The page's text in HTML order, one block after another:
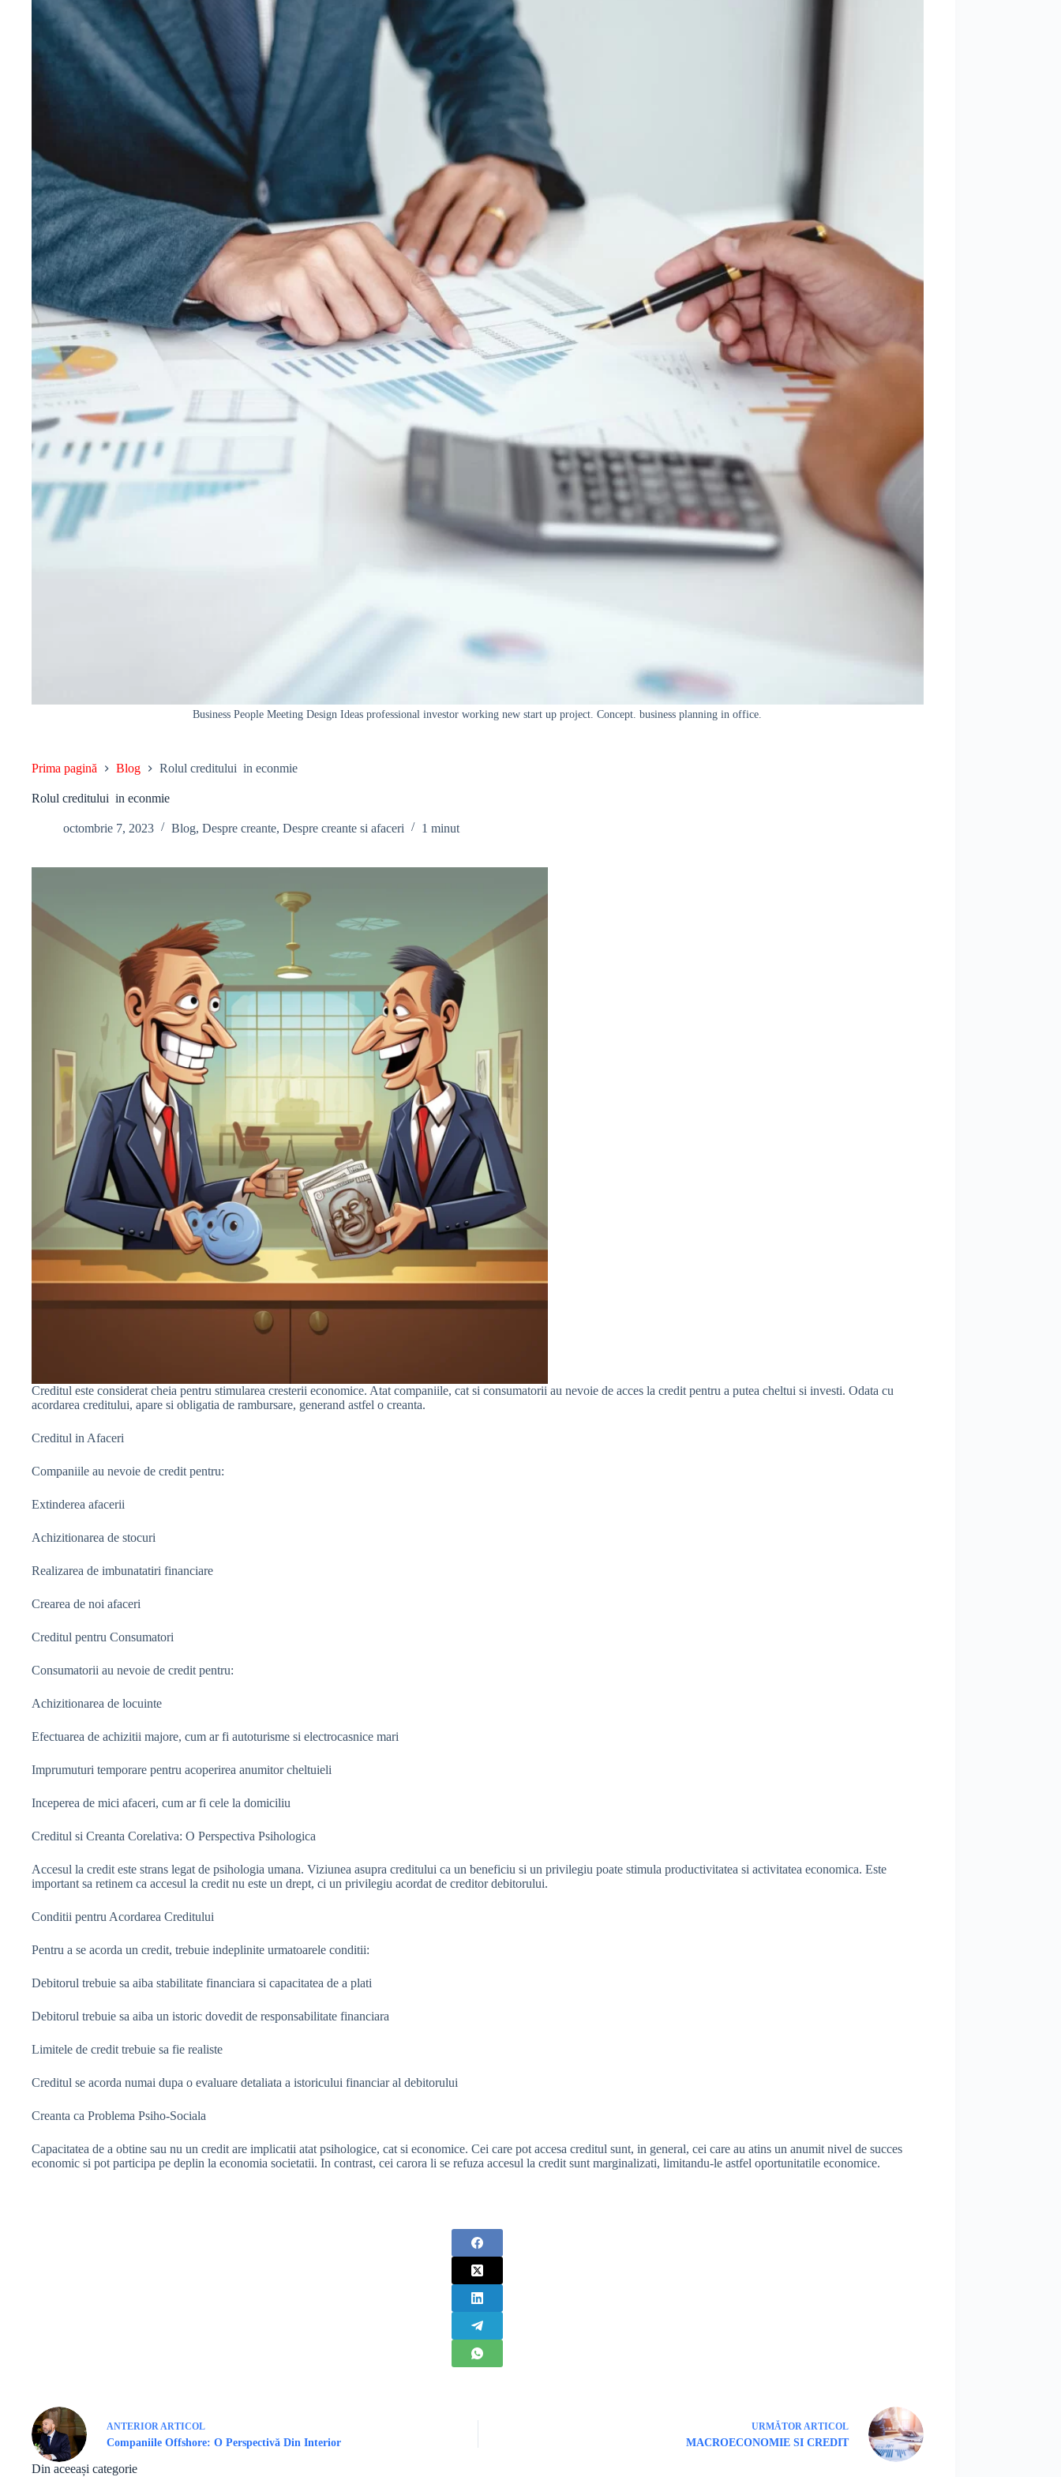
Business People Meeting Design Ideas professional investor working new start up project. Concept. business planning in office.
Prima pagină Blog Rolul creditului in econmie
Rolul creditului in econmie
octombrie 7, 2023 Blog, Despre creante, Despre creante si afaceri 1 minut
Creditul este considerat cheia pentru stimularea cresterii economice. Atat companiile, cat si consumatorii au nevoie de acces la credit pentru a putea cheltui si investi. Odata cu
acordarea creditului, apare si obligatia de rambursare, generand astfel o creanta.
Creditul in Afaceri
Companiile au nevoie de credit pentru:
Extinderea afacerii
Achizitionarea de stocuri
Realizarea de imbunatatiri financiare
Crearea de noi afaceri
Creditul pentru Consumatori
Consumatorii au nevoie de credit pentru:
Achizitionarea de locuinte
Efectuarea de achizitii majore, cum ar fi autoturisme si electrocasnice mari
Imprumuturi temporare pentru acoperirea anumitor cheltuieli
Inceperea de mici afaceri, cum ar fi cele la domiciliu
Creditul si Creanta Corelativa: O Perspectiva Psihologica
Accesul la credit este strans legat de psihologia umana. Viziunea asupra creditului ca un beneficiu si un privilegiu poate stimula productivitatea si activitatea economica. Este
important sa retinem ca accesul la credit nu este un drept, ci un privilegiu acordat de creditor debitorului.
Conditii pentru Acordarea Creditului
Pentru a se acorda un credit, trebuie indeplinite urmatoarele conditii:
Debitorul trebuie sa aiba stabilitate financiara si capacitatea de a plati
Debitorul trebuie sa aiba un istoric dovedit de responsabilitate financiara
Limitele de credit trebuie sa fie realiste
Creditul se acorda numai dupa o evaluare detaliata a istoricului financiar al debitorului
Creanta ca Problema Psiho-Sociala
Capacitatea de a obtine sau nu un credit are implicatii atat psihologice, cat si economice. Cei care pot accesa creditul sunt, in general, cei care au atins un anumit nivel de succes
economic si pot participa pe deplin la economia societatii. In contrast, cei carora li se refuza accesul la credit sunt marginalizati, limitandu-le astfel oportunitatile economice.
ANTERIORARTICOL
Companiile Offshore: O Perspectivă Din Interior
URMĂTORARTICOL
MACROECONOMIE SI CREDIT
Din aceeași categorie